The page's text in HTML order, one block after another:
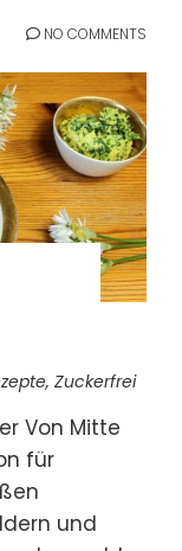
NO COMMENTS
, Zuckerfrei
Von Mitte
für
und